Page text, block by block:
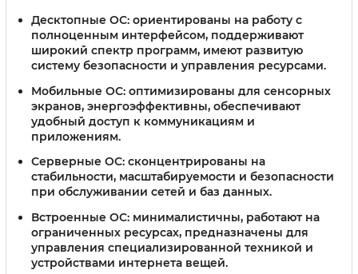
Десктопные ОС: ориентированы на работу с
полноценным интерфейсом, поддерживают
широкий спектр программ, имеют развитую
систему безопасности и управления ресурсами.
Мобильные ОС: оптимизированы для сенсорных
экранов, энергоэффективны, обеспечивают
удобный доступ к коммуникациям и
приложениям.
Серверные ОС: сконцентрированы на
стабильности, масштабируемости и безопасности
при обслуживании сетей и баз данных.
Встроенные ОС: минималистичны, работают на
ограниченных ресурсах, предназначены для
управления специализированной техникой и
устройствами интернета вещей.